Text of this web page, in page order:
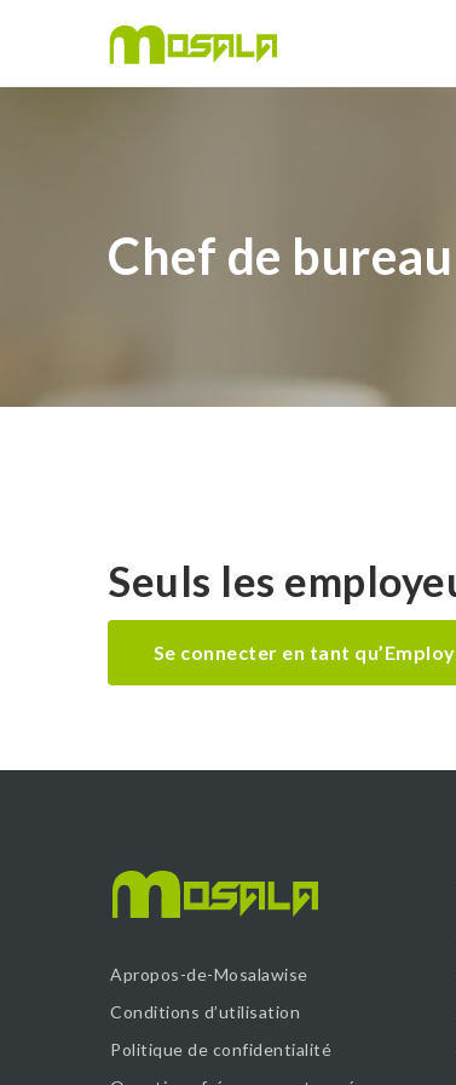
Chef de bureau
Seuls les
Se connecter en tant
Apropos-de-Mosalawise
Conditions d’utilisation
Politique de confidentialité